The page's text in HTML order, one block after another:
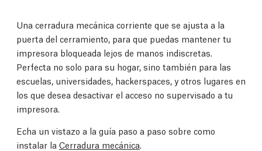
Una cerradura mecánica corriente que se ajusta a la
puerta del cerramiento, para que puedas mantener tu
impresora bloqueada lejos de manos indiscretas.
Perfecta no solo para su hogar, sino también para las
escuelas, universidades, hackerspaces, y otros lugares en
los que desea desactivar el acceso no supervisado a tu
impresora.
Echa un vistazo a la guía paso a paso sobre como
instalar la Cerradura mecánica.